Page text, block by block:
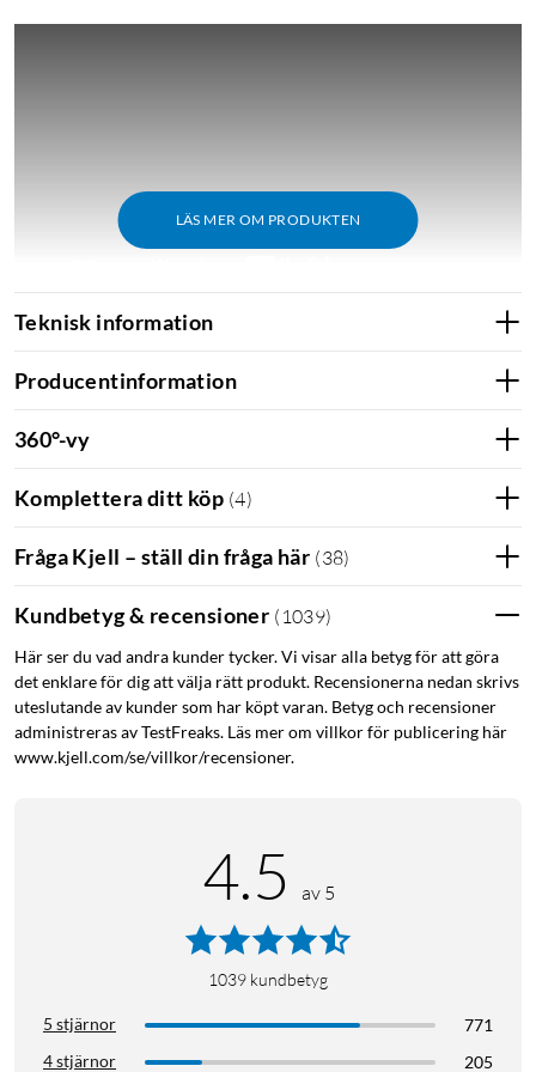
LÄS MER OM PRODUKTEN
TP-Link Deco M9
Installeras enkelt via appen
kommunikation med telefonen under installationsprocessen. I
uppdateringar, enhetsprioritering, gästnätverk och
föräldrakontroll. Appen ger dig även statistik över ditt nätverk
för att vidare kunna optimera prestandan.
Trådlös täckning i hela hemmet
Deco M9 levererar upp till 2200 Mb/s fördelat på tre
Med 8 interna antenner med beamforming och MU-MIMO
för ökad hastighet med kompatibla enheter. Varje Mesh-nod
dator, TV och nätverksswitch, eller för att sammanlänka mesh-
noderna för att stärka prestandan ytterligare.
Teknisk information
Producentinformation
360°-vy
Komplettera ditt köp (4)
Fråga Kjell – ställ din fråga här (38)
Kundbetyg & recensioner ( 1039)
Här ser du vad andra kunder tycker. Vi visar alla betyg för att göra
det enklare för dig att välja rätt produkt. Recensionerna nedan skrivs
uteslutande av kunder som har köpt varan. Betyg och recensioner
administreras av TestFreaks. Läs mer om villkor för publicering här
www.kjell.com/se/villkor/recensioner.
4.5 av 5
1039 kundbetyg
5 stjärnor
771
4 stjärnor
205